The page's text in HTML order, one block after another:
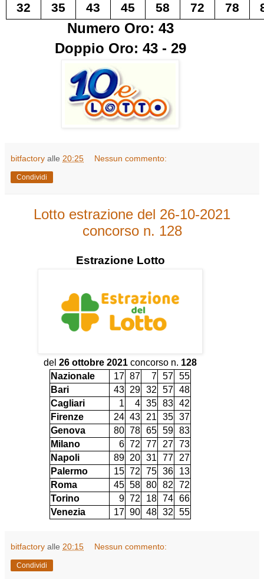
32
35 43 45 58 72 78
Numero Oro: 43
Doppio Oro: 43 - 29
bitfactory alle 20:25 Nessun commento:
Condividi
Lotto estrazione del 26-10-2021
concorso n. 128
Estrazione Lotto
del 26 ottobre 2021 concorso n. 128
Nazionale
17 87 7 57 55
Bari
43 29 32 57 48
Cagliari
1 4 35 83 42
Firenze
24 43 21 35 37
Genova
80 78 65 59 83
Milano
6 72 77 27 73
Napoli
89 20 31 77
27
Palermo
15 72 75 36
13
Roma
45 58 80 82
72
Torino
9 72 18 74 66
Venezia
17 90 48 32 55
bitfactory alle 20:15 Nessun commento:
Condividi